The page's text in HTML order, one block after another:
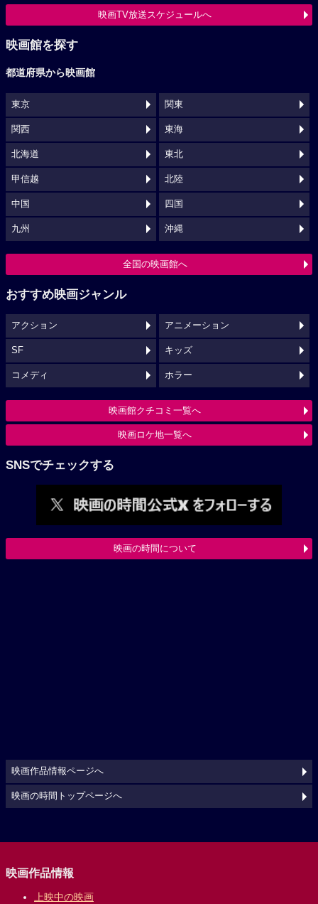
映画TV放送スケジュールへ
映画館を探す
都道府県から映画館
東京 関東
関西 東海
北海道 東北
甲信越 北陸
中国 四国
九州 沖縄
全国の映画館へ
おすすめ映画ジャンル
アクション アニメーション
SF キッズ
コメディ ホラー
映画館クチコミ一覧へ
映画ロケ地一覧へ
SNSでチェックする
映画の時間について
映画作品情報ページへ
映画の時間トップページへ
映画作品情報
上映中の映画